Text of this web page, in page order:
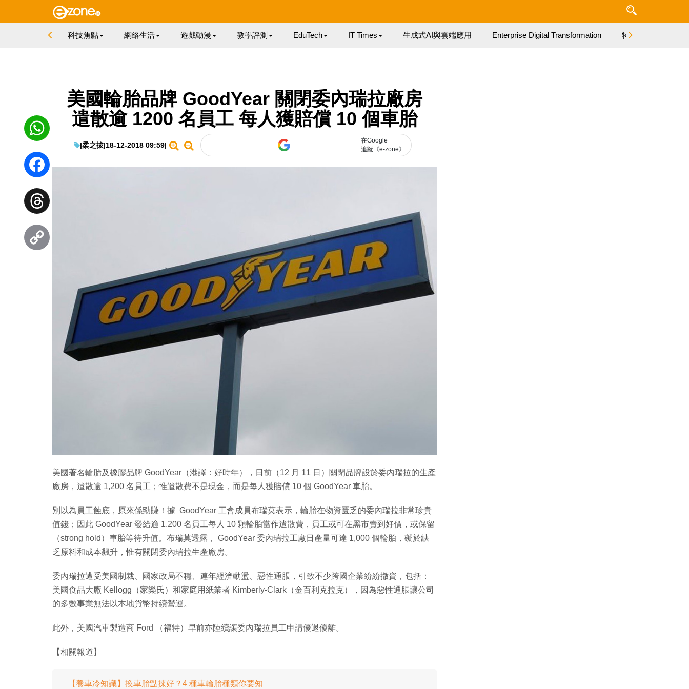
科技焦點 網絡生活 遊戲動漫 教學評測 EduTech IT Times 生成式AI與雲端應用 Enterprise Digital Transformation 特集
美國輪胎品牌 GoodYear 關閉委內瑞拉廠房
遣散逾 1200 名員工 每人獲賠償 10 個車胎
|柔之拔|18-12-2018 09:59|
在Google
追蹤《e-zone》
美國著名輪胎及橡膠品牌 GoodYear（港譯：好時年），日前（12 月 11 日）關閉品牌設於委內瑞拉的生產
廠房，遣散逾 1,200 名員工；惟遣散費不是現金，而是每人獲賠償 10 個 GoodYear 車胎。
別以為員工蝕底，原來係勁賺！據 GoodYear 工會成員布瑞莫表示，輪胎在物資匱乏的委內瑞拉非常珍貴
值錢；因此 GoodYear 發給逾 1,200 名員工每人 10 顆輪胎當作遣散費，員工或可在黑市賣到好價，或保留
（strong hold）車胎等待升值。布瑞莫透露， GoodYear 委內瑞拉工廠日產量可達 1,000 個輪胎，礙於缺
乏原料和成本飆升，惟有關閉委內瑞拉生產廠房。
委內瑞拉遭受美國制裁、國家政局不穩、連年經濟動盪、惡性通脹，引致不少跨國企業紛紛撤資，包括：
美國食品大廠 Kellogg（家樂氏）和家庭用紙業者 Kimberly-Clark（金百利克拉克），因為惡性通脹讓公司
的多數事業無法以本地貨幣持續營運。
此外，美國汽車製造商 Ford （福特）早前亦陸續讓委內瑞拉員工申請優退優離。
【相關報道】
【養車冷知識】換車胎點揀好？4 種車輪胎種類你要知
WhatsApp
Facebook
Threads